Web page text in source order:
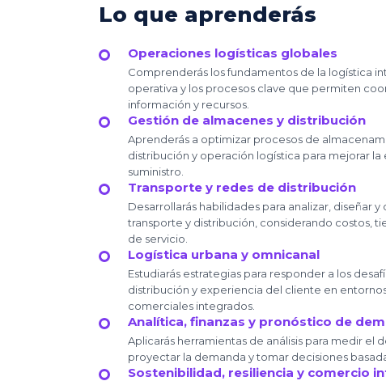
Lo que aprenderás
Operaciones logísticas globales
Comprenderás los fundamentos de la logística
operativa y los procesos clave que permiten
información y recursos.
Gestión de almacenes y distribución
Aprenderás a optimizar procesos de
distribución y operación logística para mejorar
suministro.
Transporte y redes de distribución
Desarrollarás habilidades para analizar, diseñar
transporte y distribución, considerando costos,
de servicio.
Logística urbana y omnicanal
Estudiarás estrategias para responder a los
distribución y experiencia del cliente en
comerciales integrados.
Analítica, finanzas y pronóstico de
Aplicarás herramientas de análisis para medir el
proyectar la demanda y tomar decisiones
Sostenibilidad, resiliencia y comercio